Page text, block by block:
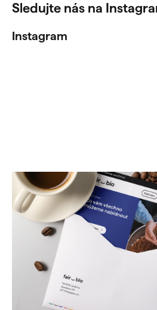
Sledujte nás na
Instagram